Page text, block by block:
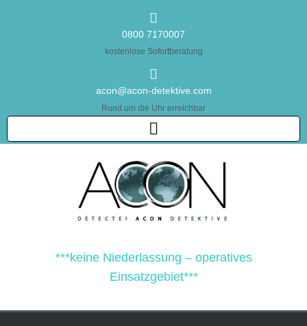
0800 7170007
kostenlose Sofortberatung
acon@acon-detektive.com
Rund um die Uhr erreichbar
***keine Niederlassung – operatives
Einsatzgebiet***